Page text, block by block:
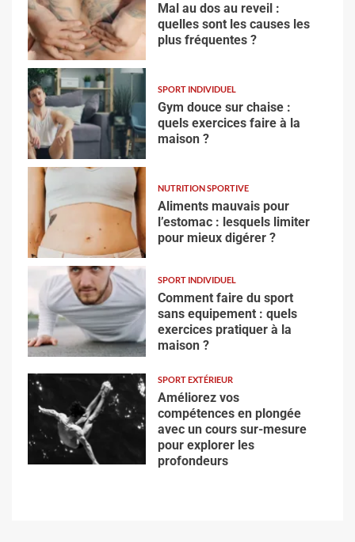
Mal au dos au reveil :
quelles sont les causes les
plus fréquentes ?
SPORT INDIVIDUEL
Gym douce sur chaise :
quels exercices faire à la
maison ?
NUTRITION SPORTIVE
Aliments mauvais pour
l’estomac : lesquels limiter
pour mieux digérer ?
SPORT INDIVIDUEL
Comment faire du sport
sans equipement : quels
exercices pratiquer à la
maison ?
SPORT EXTÉRIEUR
Améliorez vos
compétences en plongée
avec un cours sur-mesure
pour explorer les
profondeurs